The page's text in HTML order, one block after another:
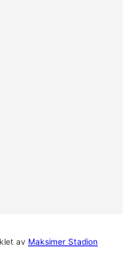
av Maksimer Stadion